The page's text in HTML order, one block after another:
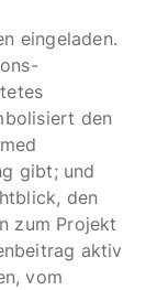
eingeladen.
den
gibt; und
den
zum Projekt
aktiv
vom